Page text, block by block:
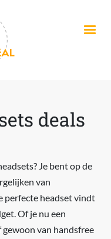
deals
Je bent op de
van
perfecte headset vindt
Of je nu een
van handsfree